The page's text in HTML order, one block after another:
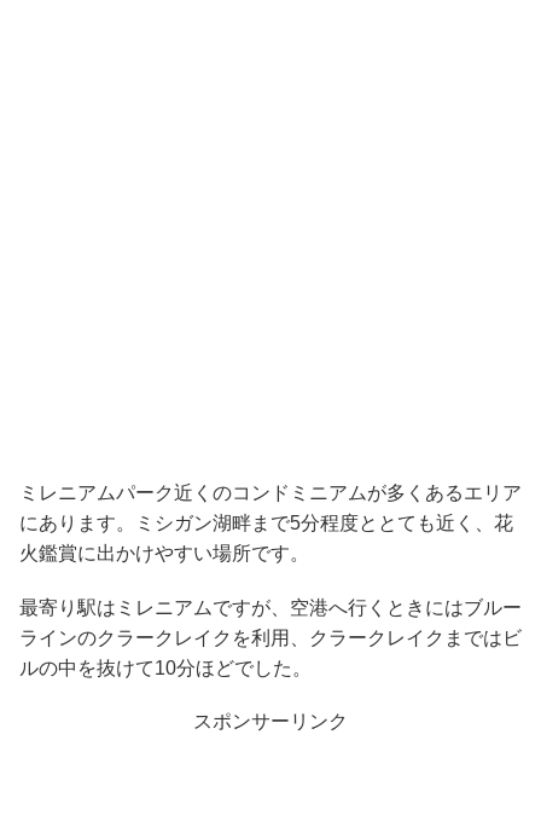
ミレニアムパーク近くのコンドミニアムが多くあるエリア
にあります。ミシガン湖畔まで5分程度ととても近く、花
火鑑賞に出かけやすい場所です。
最寄り駅はミレニアムですが、空港へ行くときにはブルー
ラインのクラークレイクを利用、クラークレイクまではビ
ルの中を抜けて10分ほどでした。
スポンサーリンク